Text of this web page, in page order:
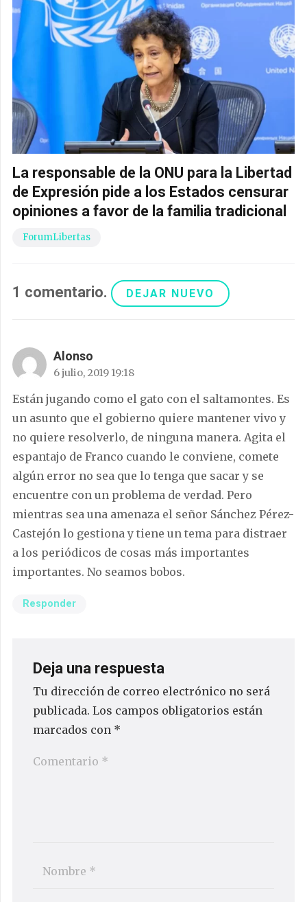
La responsable de la ONU para la Libertad
de Expresión pide a los Estados censurar
opiniones a favor de la familia tradicional
ForumLibertas
1 comentario. DEJAR NUEVO
Alonso
6 julio, 2019 19:18
Están jugando como el gato con el saltamontes. Es
un asunto que el gobierno quiere mantener vivo y
no quiere resolverlo, de ninguna manera. Agita el
espantajo de Franco cuando le conviene, comete
algún error no sea que lo tenga que sacar y se
encuentre con un problema de verdad. Pero
mientras sea una amenaza el señor Sánchez Pérez-
Castejón lo gestiona y tiene un tema para distraer
a los periódicos de cosas más importantes
importantes. No seamos bobos.
Responder
Deja una respuesta
Tu dirección de correo electrónico no será
publicada. Los campos obligatorios están
marcados con *